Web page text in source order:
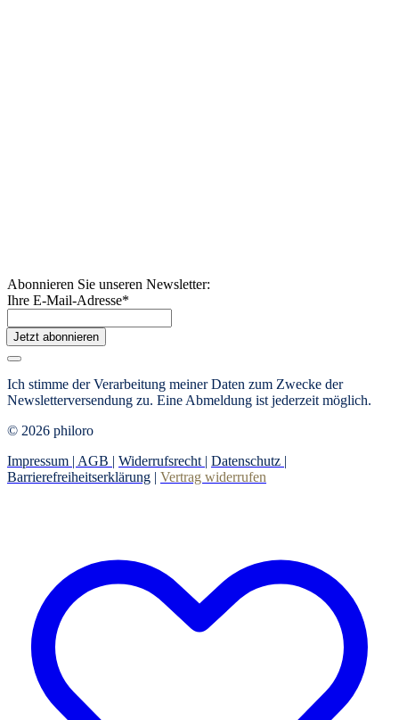
Abonnieren Sie unseren Newsletter:
Ihre E-Mail-Adresse*
Jetzt abonnieren
Ich stimme der Verarbeitung meiner Daten zum Zwecke der
Newsletterversendung zu. Eine Abmeldung ist jederzeit möglich.
© 2026 philoro
Impressum | AGB | Widerrufsrecht | Datenschutz |
Barrierefreiheitserklärung | Vertrag widerrufen